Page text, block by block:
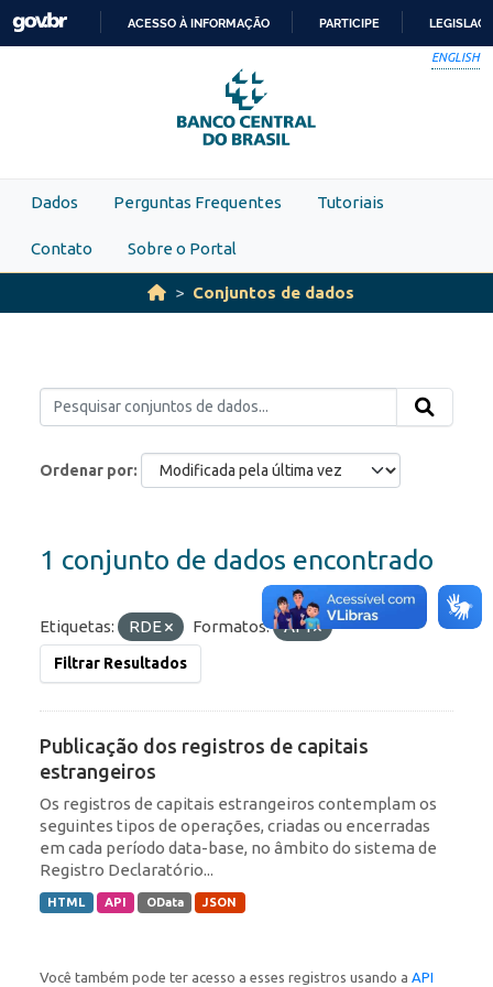
Skip to main content
PARA
O
CONTEÚDO
ACESSO À INFORMAÇÃO PARTICIPE
ENGLISH
Dados Perguntas Frequentes Tutoriais
Contato Sobre o Portal
Conjuntos de dados
Ordenar por
1 conjunto de dados encontrado
Etiquetas: RDE Formatos: API
Filtrar Resultados
Publicação dos registros de capitais
estrangeiros
Os registros de capitais estrangeiros contemplam os
seguintes tipos de operações, criadas ou encerradas
em cada período data-base, no âmbito do sistema de
Registro Declaratório...
HTML API OData JSON
Você também pode ter acesso a esses registros usando a API